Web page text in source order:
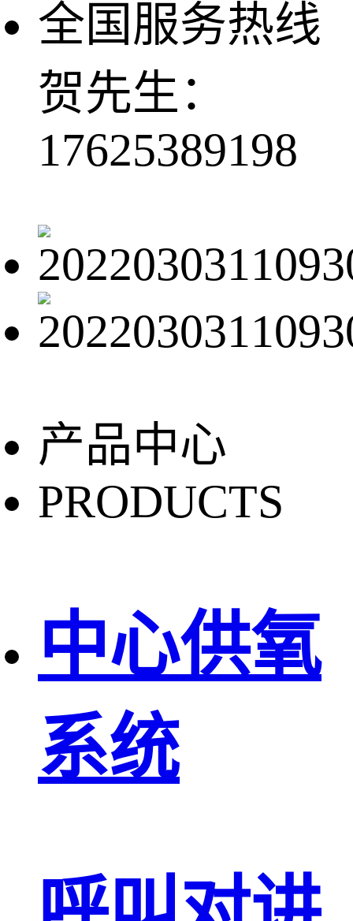
全国服务热线
贺先生：
17625389198
产品中心
PRODUCTS
中心供氧
系统